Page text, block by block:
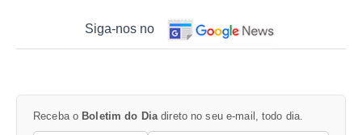
Siga-nos no
Receba o Boletim do Dia direto no seu e-mail, todo dia.